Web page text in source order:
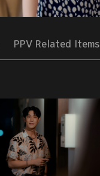
PPV Related Items